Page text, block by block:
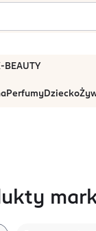
BEAUTY
PerfumyDziecko